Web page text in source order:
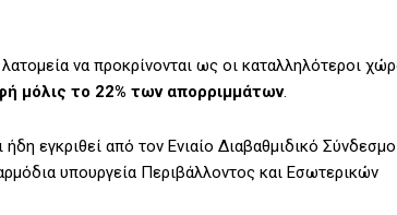
να προκρίνονται ως οι καταλληλότεροι
μόλις το 22% των απορριμμάτων.
εγκριθεί από τον Ενιαίο Διαβαθμιδικό Σύνδεσμο
υπουργεία Περιβάλλοντος και Εσωτερικών